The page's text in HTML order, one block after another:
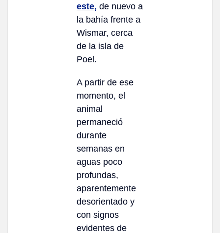
este, de nuevo a
la bahía frente a
Wismar, cerca
de la isla de
Poel.
A partir de ese
momento, el
animal
permaneció
durante
semanas en
aguas poco
profundas,
aparentemente
desorientado y
con signos
evidentes de